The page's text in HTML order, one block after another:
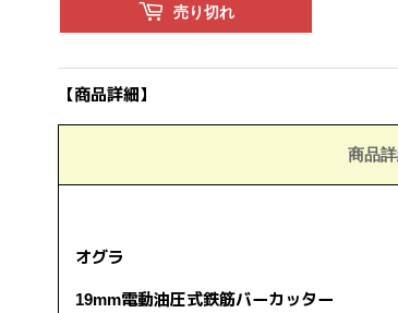
売り切れ
【商品詳細】
商品
オグラ
19mm電動油圧式鉄筋バーカッター